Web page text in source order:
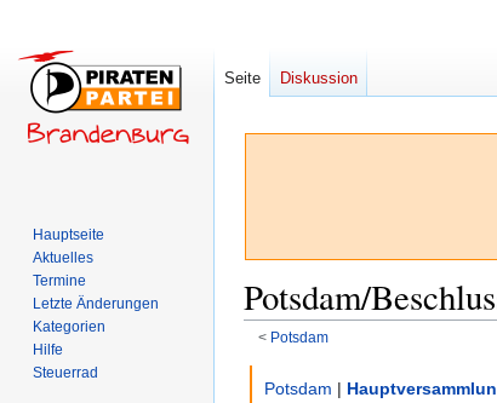
Potsdam/
< Potsdam
Potsdam |
Seite Diskussion
Hauptseite
Aktuelles
Termine
Letzte Änderungen
Kategorien
Hilfe
Steuerrad